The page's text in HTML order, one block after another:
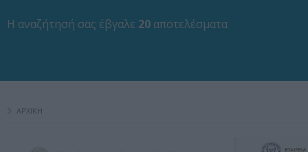
Η αναζήτησή σας έβγαλε 20 αποτελέσματα
ΑΡΧΙΚΗ